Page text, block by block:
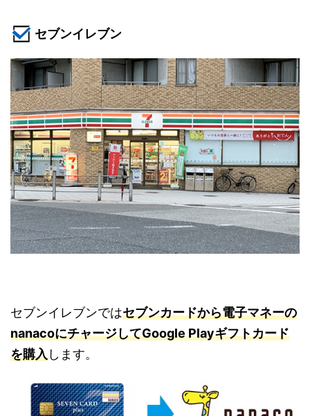
セブンイレブン
セブンイレブンではセブンカードから電子マネーの
nanacoにチャージしてGoogle Playギフトカード
を購入します。